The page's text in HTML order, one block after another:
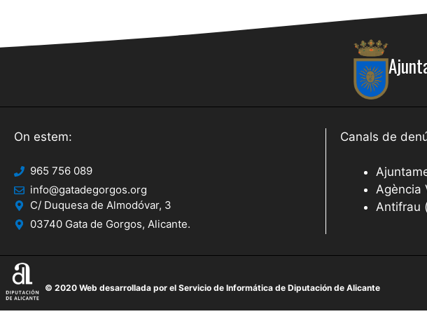
On estem:
965 756 089
info@gatadegorgos.org
C/ Duquesa de Almodóvar, 3
03740 Gata de Gorgos, Alicante.
Canals de
Agència
Antifrau
© 2020 Web desarrollada por el Servicio de Informática de Diputación de Alicante